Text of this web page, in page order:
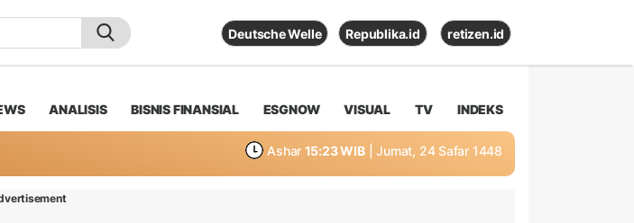
Deutsche Welle Republika.id retizen.id
ANALISIS BISNIS FINANSIAL ESGNOW VISUAL TV INDEKS
Ashar 15:23 WIB | Jumat, 24 Safar 1448